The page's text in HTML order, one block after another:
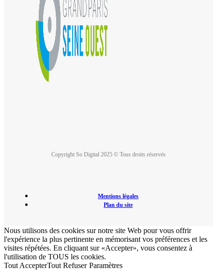
Copyright So Digital 2025 © Tous droits réservés
Mentions légales
Plan du site
Nous utilisons des cookies sur notre site Web pour vous offrir
l'expérience la plus pertinente en mémorisant vos préférences et les
visites répétées. En cliquant sur «Accepter», vous consentez à
l'utilisation de TOUS les cookies.
Tout AccepterTout Refuser Paramètres